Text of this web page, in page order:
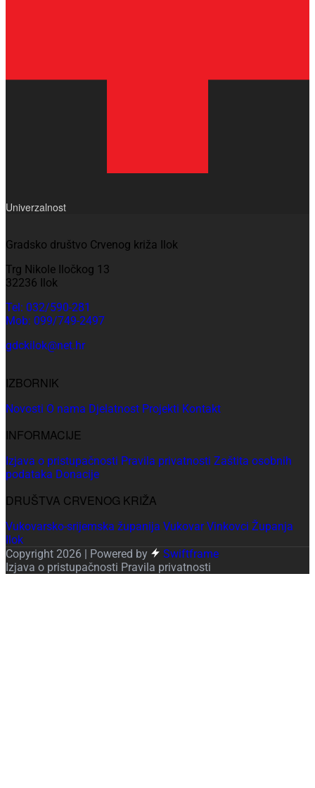
Univerzalnost
Gradsko društvo Crvenog križa Ilok
Trg Nikole Iločkog 13
32236 Ilok
Tel: 032/590-281
Mob: 099/749-2497
gdckilok@net.hr
IZBORNIK
Novosti O nama Djelatnost Projekti Kontakt
INFORMACIJE
Izjava o pristupačnosti Pravila privatnosti Zaštita osobnih
podataka Donacije
DRUŠTVA CRVENOG KRIŽA
Vukovarsko-srijemska županija Vukovar Vinkovci Županja
Ilok
Copyright 2026 | Powered by
Swiftframe
Izjava o pristupačnosti Pravila privatnosti